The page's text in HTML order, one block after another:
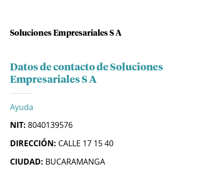
Soluciones Empresariales S A
Datos de contacto de Soluciones
Empresariales S A
Ayuda
NIT: 8040139576
DIRECCIÓN: CALLE 17 15 40
CIUDAD: BUCARAMANGA